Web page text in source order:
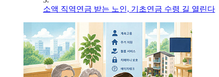
소액 직역연금 받는 노인, 기초연금 수령 길 열린다